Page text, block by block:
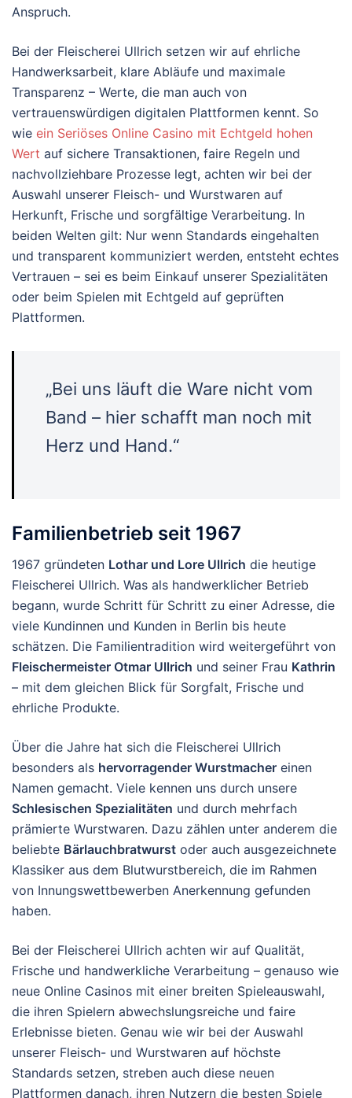
Anspruch.
Bei der Fleischerei Ullrich setzen wir auf ehrliche
Handwerksarbeit, klare Abläufe und maximale
Transparenz – Werte, die man auch von
vertrauenswürdigen digitalen Plattformen kennt. So
wie ein Seriöses Online Casino mit Echtgeld hohen
Wert auf sichere Transaktionen, faire Regeln und
nachvollziehbare Prozesse legt, achten wir bei der
Auswahl unserer Fleisch- und Wurstwaren auf
Herkunft, Frische und sorgfältige Verarbeitung. In
beiden Welten gilt: Nur wenn Standards eingehalten
und transparent kommuniziert werden, entsteht echtes
Vertrauen – sei es beim Einkauf unserer Spezialitäten
oder beim Spielen mit Echtgeld auf geprüften
Plattformen.
„Bei uns läuft die Ware nicht vom
Band – hier schafft man noch mit
Herz und Hand.“
Familienbetrieb seit 1967
1967 gründeten Lothar und Lore Ullrich die heutige
Fleischerei Ullrich. Was als handwerklicher Betrieb
begann, wurde Schritt für Schritt zu einer Adresse, die
viele Kundinnen und Kunden in Berlin bis heute
schätzen. Die Familientradition wird weitergeführt von
Fleischermeister Otmar Ullrich und seiner Frau Kathrin
– mit dem gleichen Blick für Sorgfalt, Frische und
ehrliche Produkte.
Über die Jahre hat sich die Fleischerei Ullrich
besonders als hervorragender Wurstmacher einen
Namen gemacht. Viele kennen uns durch unsere
Schlesischen Spezialitäten und durch mehrfach
prämierte Wurstwaren. Dazu zählen unter anderem die
beliebte Bärlauchbratwurst oder auch ausgezeichnete
Klassiker aus dem Blutwurstbereich, die im Rahmen
von Innungswettbewerben Anerkennung gefunden
haben.
Bei der Fleischerei Ullrich achten wir auf Qualität,
Frische und handwerkliche Verarbeitung – genauso wie
neue Online Casinos mit einer breiten Spieleauswahl,
die ihren Spielern abwechslungsreiche und faire
Erlebnisse bieten. Genau wie wir bei der Auswahl
unserer Fleisch- und Wurstwaren auf höchste
Standards setzen, streben auch diese neuen
Plattformen danach, ihren Nutzern die besten Spiele